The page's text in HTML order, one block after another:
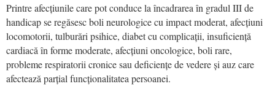
Printre afecțiunile care pot conduce la încadrarea în gradul III de
handicap se regăsesc boli neurologice cu impact moderat, afecțiuni
locomotorii, tulburări psihice, diabet cu complicații, insuficiență
cardiacă în forme moderate, afecțiuni oncologice, boli rare,
probleme respiratorii cronice sau deficiențe de vedere și auz care
afectează parțial funcționalitatea persoanei.